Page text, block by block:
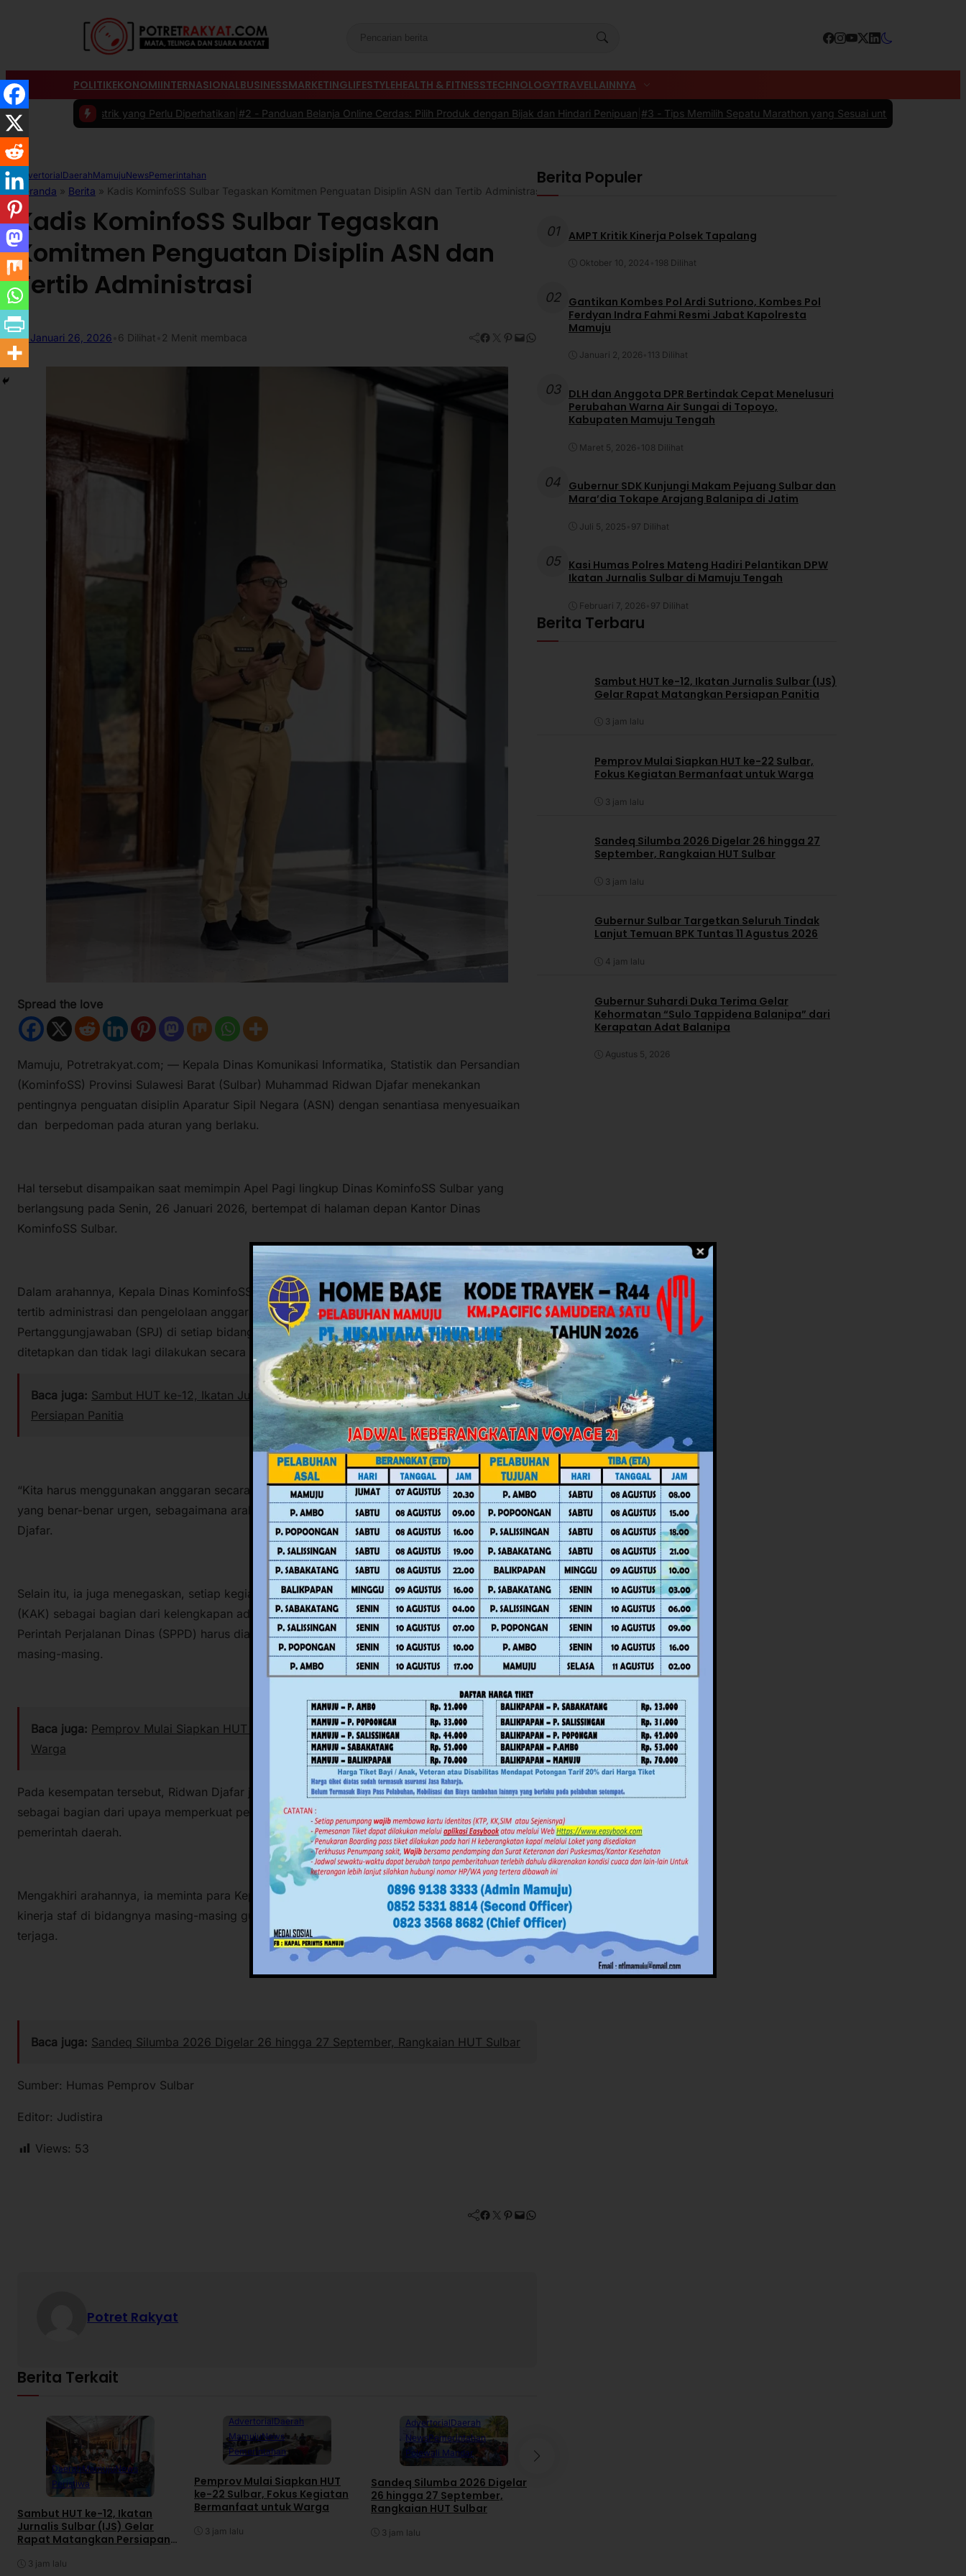
POLITIKEKONOMIINTERNASIONALBUSINESSMARKETINGLIFESTYLEHEALTH & FITNESSTECHNOLOGYTRAVELLAINNYA
yang Perlu Diperhatikan |#2 - Panduan Belanja Online Cerdas: Pilih Produk dengan Bijak dan Hindari Penipuan| #3 -Tips Memilih Sepatu Marathon yang Sesuai untuk Menunjang Kenyamanan dan
AdvertorialDaerahMamujuNewsPemerintahan
Beranda » Berita » Kadis KominfoSS Sulbar Tegaskan Komitmen Penguatan Disiplin ASN dan Tertib Administrasi
Kadis KominfoSS Sulbar Tegaskan
Komitmen Penguatan Disiplin ASN dan
Tertib Administrasi
Januari 26, 2026 6 Dilihat 2 Menit membaca Facebook Twitter Pinterest Mail WhatsApp
Spread the love
Mamuju, Potretrakyat.com; — Kepala Dinas Komunikasi Informatika, Statistik dan Persandian
(KominfoSS) Provinsi Sulawesi Barat (Sulbar) Muhammad Ridwan Djafar menekankan
pentingnya penguatan disiplin Aparatur Sipil Negara (ASN) dengan senantiasa menyesuaikan
dan berpedoman pada aturan yang berlaku.
Hal tersebut disampaikan saat memimpin Apel Pagi lingkup Dinas KominfoSS Sulbar yang
berlangsung pada Senin, 26 Januari 2026, bertempat di halaman depan Kantor Dinas
KominfoSS Sulbar.
Dalam arahannya, Kepala Dinas KominfoSS Sulbar juga menekankan pentingnya penguatan
tertib administrasi dan pengelolaan anggaran sesuai ketentuan. Ia menyampaikan, seluruh Surat
Pertanggungjawaban (SPJ) di setiap bidang wajib menggunakan format template yang telah
ditetapkan dan tidak lagi dilakukan secara manual.
Baca juga: Sambut HUT ke-12, Ikatan Jurnalis Sulbar (IJS) Gelar Rapat Matangkan
Persiapan Panitia
“Kita harus menggunakan anggaran secara efisien dan memprioritaskan kegiatan-kegiatan
yang benar-benar urgen, sebagaimana arahan Gubernur Sulbar Suhardi Duka,” tegas Ridwan
Djafar.
Selain itu, ia juga menegaskan, setiap kegiatan harus dilengkapi dengan Kerangka Acuan Kerja
(KAK) sebagai bagian dari kelengkapan administrasi. Untuk perjalanan dinas, pengajuan Surat
Perintah Perjalanan Dinas (SPPD) harus diawali dengan nota pertimbangan dari Kepala Bidang
masing-masing.
Baca juga: Pemprov Mulai Siapkan HUT ke-22 Sulbar, Fokus Kegiatan Bermanfaat untuk
Warga
Pada kesempatan tersebut, Ridwan Djafar juga mendorong penggalakan Gerakan Media Sosial
sebagai bagian dari upaya memperkuat penyebaran informasi publik dan citra positif
pemerintah daerah.
Mengakhiri arahannya, ia meminta para Kepala Bidang lebih aktif memantau dan mengawasi
kinerja staf di bidangnya masing-masing guna memastikan disiplin dan produktivitas kerja tetap
terjaga.
Baca juga: Sandeq Silumba 2026 Digelar 26 hingga 27 September, Rangkaian HUT Sulbar
Sumber: Humas Pemprov Sulbar
Editor: Judistira
Views: 53
Facebook Twitter Pinterest Mail WhatsApp
Potret Rakyat
Berita Terkait
DaerahMamujuNews
Peristiwa
Sambut HUT ke-12, Ikatan
Jurnalis Sulbar (IJS) Gelar
Rapat Matangkan Persiapan
3 jam lalu
AdvertorialDaerah
MamujuNews
Pemerintahan
Pemprov Mulai Siapkan HUT
ke-22 Sulbar, Fokus Kegiatan
Bermanfaat untuk Warga
3 jam lalu
AdvertorialDaerah
NewsPemerintahan
Polewali Mandar
Sandeq Silumba 2026 Digelar
26 hingga 27 September,
Rangkaian HUT Sulbar
3 jam lalu
Berita Populer
01 AMPT Kritik Kinerja Polsek Tapalang
Oktober 10, 2024 198 Dilihat
02
Gantikan Kombes Pol Ardi Sutriono, Kombes Pol
Ferdyan Indra Fahmi Resmi Jabat Kapolresta
Mamuju
Januari 2, 2026 113 Dilihat
03
DLH dan Anggota DPR Bertindak Cepat Menelusuri
Perubahan Warna Air Sungai di Topoyo,
Kabupaten Mamuju Tengah
Maret 5, 2026 108 Dilihat
04 Gubernur SDK Kunjungi Makam Pejuang Sulbar dan
Mara’dia Tokape Arajang Balanipa di Jatim
Juli 5, 2025 97 Dilihat
05
Kasi Humas Polres Mateng Hadiri Pelantikan DPW
Ikatan Jurnalis Sulbar di Mamuju Tengah
Februari 7, 2026 97 Dilihat
Berita Terbaru
Sambut HUT ke-12, Ikatan Jurnalis Sulbar (IJS)
Gelar Rapat Matangkan Persiapan Panitia
3 jam lalu
Pemprov Mulai Siapkan HUT ke-22 Sulbar,
Fokus Kegiatan Bermanfaat untuk Warga
3 jam lalu
Sandeq Silumba 2026 Digelar 26 hingga 27
September, Rangkaian HUT Sulbar
3 jam lalu
Gubernur Sulbar Targetkan Seluruh Tindak
Lanjut Temuan BPK Tuntas 11 Agustus 2026
4 jam lalu
Gubernur Suhardi Duka Terima Gelar
Kehormatan “Sulo Tappidena Balanipa” dari
Kerapatan Adat Balanipa
Agustus 5, 2026